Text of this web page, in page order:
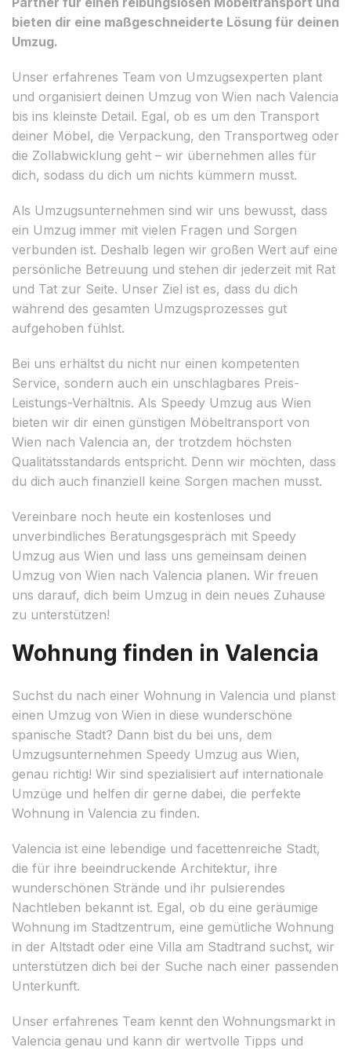
bieten dir eine maßgeschneiderte Lösung für deinen
Umzug.
Unser erfahrenes Team von Umzugsexperten plant
und organisiert deinen Umzug von Wien nach Valencia
bis ins kleinste Detail. Egal, ob es um den Transport
deiner Möbel, die Verpackung, den Transportweg oder
die Zollabwicklung geht – wir übernehmen alles für
dich, sodass du dich um nichts kümmern musst.
Als Umzugsunternehmen sind wir uns bewusst, dass
ein Umzug immer mit vielen Fragen und Sorgen
verbunden ist. Deshalb legen wir großen Wert auf eine
persönliche Betreuung und stehen dir jederzeit mit Rat
und Tat zur Seite. Unser Ziel ist es, dass du dich
während des gesamten Umzugsprozesses gut
aufgehoben fühlst.
Bei uns erhältst du nicht nur einen kompetenten
Service, sondern auch ein unschlagbares Preis-
Leistungs-Verhältnis. Als Speedy Umzug aus Wien
bieten wir dir einen günstigen Möbeltransport von
Wien nach Valencia an, der trotzdem höchsten
Qualitätsstandards entspricht. Denn wir möchten, dass
du dich auch finanziell keine Sorgen machen musst.
Vereinbare noch heute ein kostenloses und
unverbindliches Beratungsgespräch mit Speedy
Umzug aus Wien und lass uns gemeinsam deinen
Umzug von Wien nach Valencia planen. Wir freuen
uns darauf, dich beim Umzug in dein neues Zuhause
zu unterstützen!
Wohnung finden in Valencia
Suchst du nach einer Wohnung in Valencia und planst
einen Umzug von Wien in diese wunderschöne
spanische Stadt? Dann bist du bei uns, dem
Umzugsunternehmen Speedy Umzug aus Wien,
genau richtig! Wir sind spezialisiert auf internationale
Umzüge und helfen dir gerne dabei, die perfekte
Wohnung in Valencia zu finden.
Valencia ist eine lebendige und facettenreiche Stadt,
die für ihre beeindruckende Architektur, ihre
wunderschönen Strände und ihr pulsierendes
Nachtleben bekannt ist. Egal, ob du eine geräumige
Wohnung im Stadtzentrum, eine gemütliche Wohnung
in der Altstadt oder eine Villa am Stadtrand suchst, wir
unterstützen dich bei der Suche nach einer passenden
Unterkunft.
Unser erfahrenes Team kennt den Wohnungsmarkt in
Valencia genau und kann dir wertvolle Tipps und